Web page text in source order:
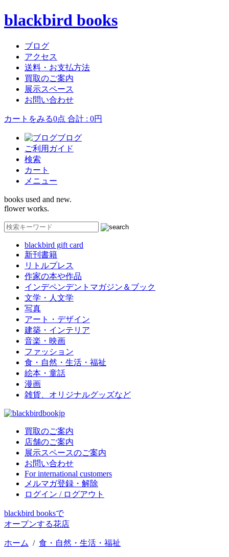
blackbird books
ブログ
アクセス
送料・お支払方法
買取のご案内
展示スペース
お問い合わせ
カートをみる0点 合計 : 0円
ブログ
ご利用ガイド
検索
カート
メニュー
books used and new.
flower works.
blackbird gift card
新刊書籍
リトルプレス
作家の本や作品
インデペンデントマガジン＆ブック
文学・人文学
写真
アート・デザイン
建築・インテリア
音楽・映画
ファッション
食・自然・生活・福祉
絵本・童話
漫画
雑貨、オリジナルグッズなど
買取のご案内
店舗のご案内
展示スペースのご案内
お問い合わせ
For international customers
メルマガ登録・解除
ログイン / ログアウト
blackbird booksで
オープンする花店
ホーム / 食・自然・生活・福祉